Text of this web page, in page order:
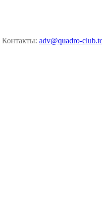
Контакты: adv@quadro-